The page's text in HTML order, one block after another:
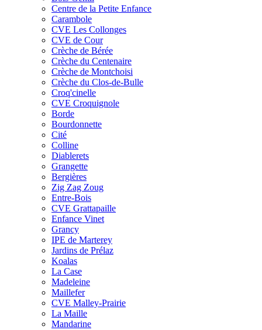
Centre de la Petite Enfance
Carambole
CVE Les Collonges
CVE de Cour
Crèche de Bérée
Crèche du Centenaire
Crèche de Montchoisi
Crèche du Clos-de-Bulle
Croq'cinelle
CVE Croquignole
Borde
Bourdonnette
Cité
Colline
Diablerets
Grangette
Bergières
Zig Zag Zoug
Entre-Bois
CVE Grattapaille
Enfance Vinet
Grancy
IPE de Marterey
Jardins de Prélaz
Koalas
La Case
Madeleine
Maillefer
CVE Malley-Prairie
La Maille
Mandarine